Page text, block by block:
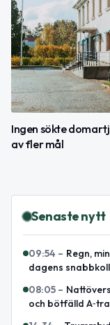
Ingen sökte
av fler mål
Senaste nytt
09:54 – Regn,
dagens snabbkoll
08:05 –
och bötfälld